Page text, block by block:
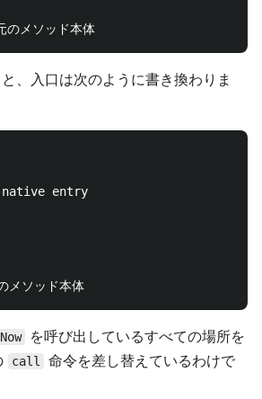
、入口は次のように書き換わりま
native entry
を呼び出しているすべての場所を
call
命令を差し替えているわけで